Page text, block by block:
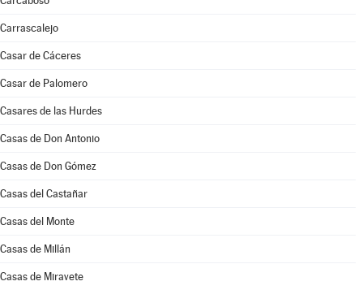
Carrascalejo
Casar de Cáceres
Casar de Palomero
Casares de las Hurdes
Casas de Don Antonio
Casas de Don Gómez
Casas del Castañar
Casas del Monte
Casas de Millán
Casas de Miravete